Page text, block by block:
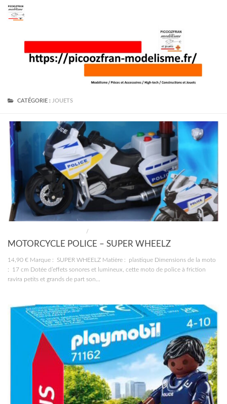
Skip to content
CATÉGORIE : JOUETS
/
MOTORCYCLE POLICE – SUPER WHEELZ
14,90 € Marque : SUPER WHEELZ Matière : plastique Dimensions de la moto
: 17 cm Dotée d’effets sonores et lumineux, cette moto de police à friction
ravira petits et grands de part son...